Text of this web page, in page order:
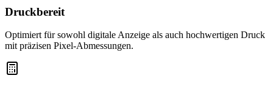
Druckbereit
Optimiert für sowohl digitale Anzeige als auch hochwertigen Druck
mit präzisen Pixel-Abmessungen.